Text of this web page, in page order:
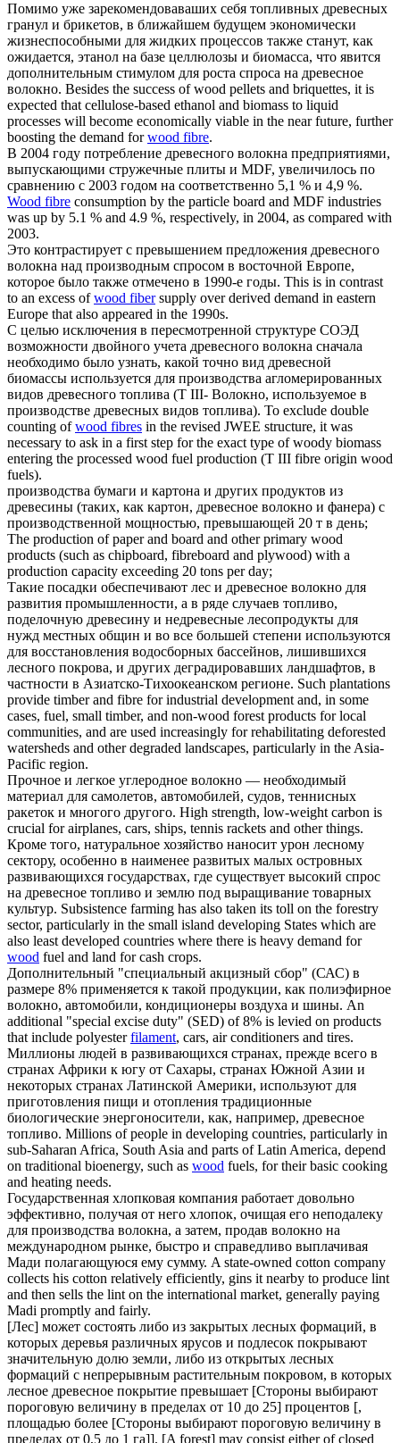
Помимо уже зарекомендоваваших себя топливных древесных
гранул и брикетов, в ближайшем будущем экономически
жизнеспособными для жидких процессов также станут, как
ожидается, этанол на базе целлюлозы и биомасса, что явится
дополнительным стимулом для роста спроса на древесное
волокно. Besides the success of wood pellets and briquettes, it is
expected that cellulose-based ethanol and biomass to liquid
processes will become economically viable in the near future, further
boosting the demand forwood fibre.
В 2004 году потребление древесного волокна предприятиями,
выпускающими стружечные плиты и MDF, увеличилось по
сравнению с 2003 годом на соответственно 5,1 % и 4,9 %.
Wood fibre consumption by the particle board and MDF industries
was up by 5.1 % and 4.9 %, respectively, in 2004, as compared with
2003.
Это контрастирует с превышением предложения древесного
волокна над производным спросом в восточной Европе,
которое было также отмечено в 1990-е годы. This is in contrast
to an excess ofwood fibersupply over derived demand in eastern
Europe that also appeared in the 1990s.
С целью исключения в пересмотренной структуре СОЭД
возможности двойного учета древесного волокна сначала
необходимо было узнать, какой точно вид древесной
биомассы используется для производства агломерированных
видов древесного топлива (T III- Волокно, используемое в
производстве древесных видов топлива). To exclude double
counting ofwood fibres in the revised JWEE structure, it was
necessary to ask in a first step for the exact type of woody biomass
entering the processed wood fuel production (T III fibre origin wood
fuels).
производства бумаги и картона и других продуктов из
древесины (таких, как картон, древесное волокно и фанера) с
производственной мощностью, превышающей 20 т в день;
The production of paper and board and other primary wood
products (such as chipboard, fibreboard and plywood) with a
production capacity exceeding 20 tons per day;
Такие посадки обеспечивают лес и древесное волокно для
развития промышленности, а в ряде случаев топливо,
поделочную древесину и недревесные лесопродукты для
нужд местных общин и во все большей степени используются
для восстановления водосборных бассейнов, лишившихся
лесного покрова, и других деградировавших ландшафтов, в
частности в Азиатско-Тихоокеанском регионе. Such plantations
provide timber and fibre for industrial development and, in some
cases, fuel, small timber, and non-wood forest products for local
communities, and are used increasingly for rehabilitating deforested
watersheds and other degraded landscapes, particularly in the Asia-
Pacific region.
Прочное и легкое углеродное волокно — необходимый
материал для самолетов, автомобилей, судов, теннисных
ракеток и многого другого. High strength, low-weight carbon is
crucial for airplanes, cars, ships, tennis rackets and other things.
Кроме того, натуральное хозяйство наносит урон лесному
сектору, особенно в наименее развитых малых островных
развивающихся государствах, где существует высокий спрос
на древесное топливо и землю под выращивание товарных
культур. Subsistence farming has also taken its toll on the forestry
sector, particularly in the small island developing States which are
also least developed countries where there is heavy demand for
wood fuel and land for cash crops.
Дополнительный "специальный акцизный сбор" (САС) в
размере 8% применяется к такой продукции, как полиэфирное
волокно, автомобили, кондиционеры воздуха и шины. An
additional "special excise duty" (SED) of 8% is levied on products
that include polyesterfilament, cars, air conditioners and tires.
Миллионы людей в развивающихся странах, прежде всего в
странах Африки к югу от Сахары, странах Южной Азии и
некоторых странах Латинской Америки, используют для
приготовления пищи и отопления традиционные
биологические энергоносители, как, например, древесное
топливо. Millions of people in developing countries, particularly in
sub-Saharan Africa, South Asia and parts of Latin America, depend
on traditional bioenergy, such as wood fuels, for their basic cooking
and heating needs.
Государственная хлопковая компания работает довольно
эффективно, получая от него хлопок, очищая его неподалеку
для производства волокна, а затем, продав волокно на
международном рынке, быстро и справедливо выплачивая
Мади полагающуюся ему сумму. A state-owned cotton company
collects his cotton relatively efficiently, gins it nearby to produce lint
and then sells the lint on the international market, generally paying
Madi promptly and fairly.
[Лес] может состоять либо из закрытых лесных формаций, в
которых деревья различных ярусов и подлесок покрывают
значительную долю земли, либо из открытых лесных
формаций с непрерывным растительным покровом, в которых
лесное древесное покрытие превышает [Стороны выбирают
пороговую величину в пределах от 10 до 25] процентов [,
площадью более [Стороны выбирают пороговую величину в
пределах от 0,5 до 1 га]]. [A forest] may consist either of closed